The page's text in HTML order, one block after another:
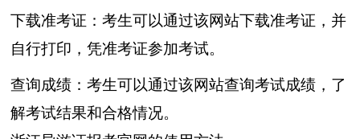
下载准考证：考生可以通过该网站下载准考证，并
自行打印，凭准考证参加考试。
查询成绩：考生可以通过该网站查询考试成绩，了
解考试结果和合格情况。